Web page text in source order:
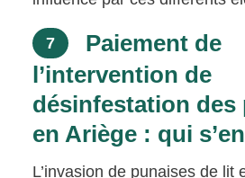
7
Paiement de
l’intervention de
désinfestation des
en Ariège : qui
L’invasion de punaises de lit